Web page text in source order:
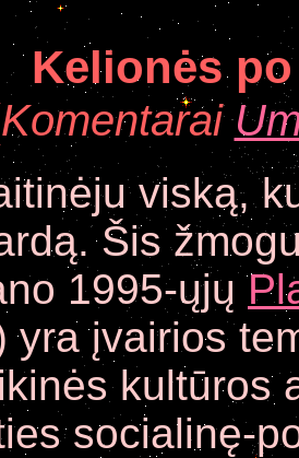
Kelionės
Komentarai
viską,
Šis
1995-ųjų
yra įvairios
kultūros
socialinę-